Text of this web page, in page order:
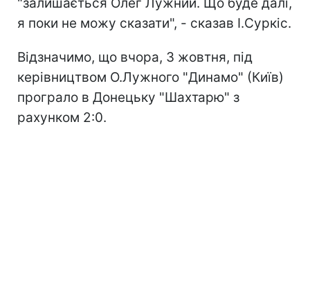
я поки не можу сказати", - сказав І.Суркіс.
Відзначимо, що вчора, 3 жовтня, під
керівництвом О.Лужного "Динамо" (Київ)
програло в Донецьку "Шахтарю" з
рахунком 2:0.